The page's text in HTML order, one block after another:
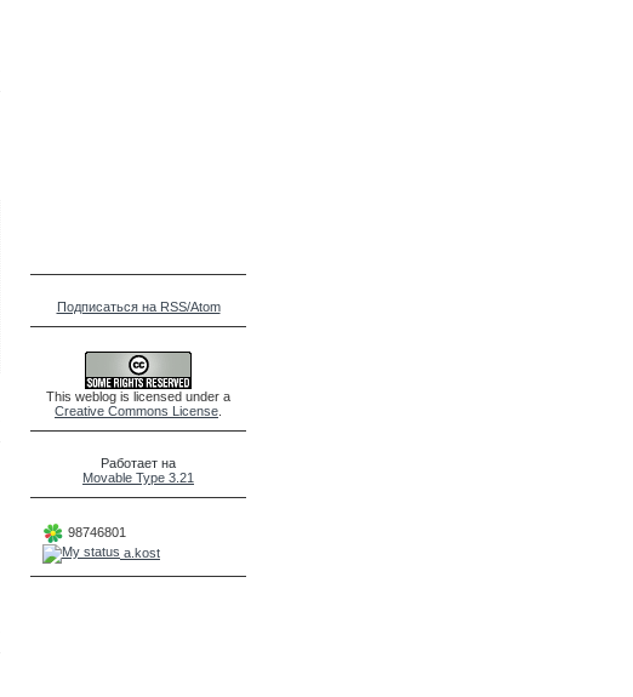
Подписаться на RSS/Atom
This weblog is licensed under a
Creative Commons License
Работает на
Movable Type 3.21
98746801
a.kost